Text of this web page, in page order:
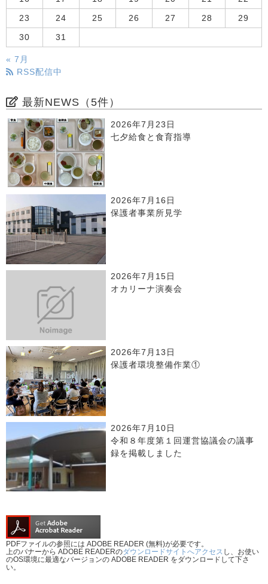
23 24 25 26 27 28 29
30 31
« 7月
RSS配信中
最新NEWS（5件）
2026年7月23日
七夕給食と食育指導
2026年7月16日
保護者事業所見学
2026年7月15日
オカリーナ演奏会
2026年7月13日
保護者環境整備作業①
2026年7月10日
令和８年度第１回運営協議会の議事
録を掲載しました
PDFファイルの参照には ADOBE READER (無料)が必要です。
上のバナーから ADOBE READERのダウンロードサイトへアクセス し、お使い
のOS環境に最適なバージョンの ADOBE READER をダウンロードして下さ
い。